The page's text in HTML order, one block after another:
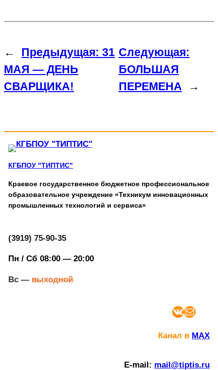
← Предыдущая: 31
МАЯ — ДЕНЬ
СВАРЩИКА!
Следующая:
БОЛЬШАЯ
ПЕРЕМЕНА
→
КГБПОУ "ТИПТИС"
Краевое государственное бюджетное профессиональное
образовательное учреждение «Техникум инновационных
промышленных технологий и сервиса»
(3919) 75-90-35
Пн / Сб 08:00 — 20:00
Вс —выходной
ВКонтакте Почта
Канал в MAX
E-mail: mail@tiptis.ru